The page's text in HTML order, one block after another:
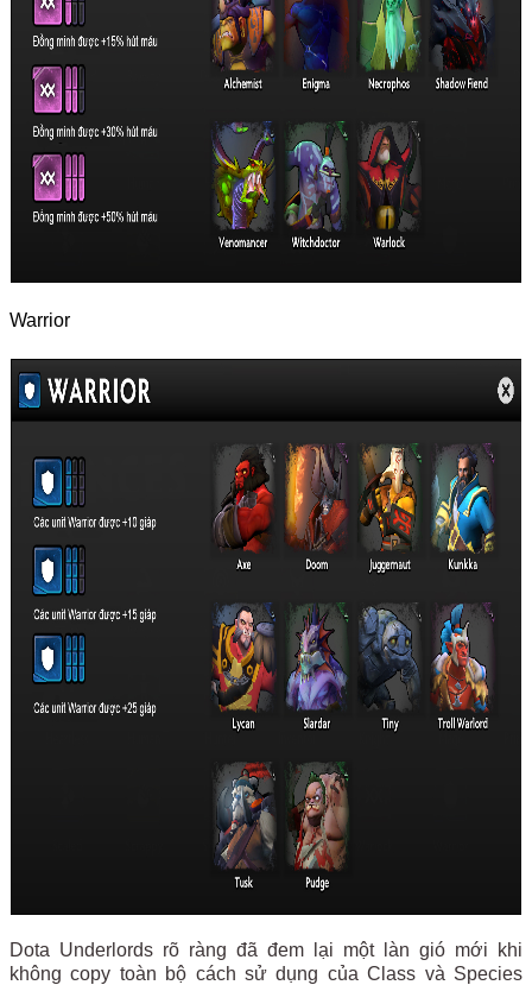
Warrior
Dota Underlords rõ ràng đã đem lại một làn gió mới khi
không copy toàn bộ cách sử dụng của Class và Species